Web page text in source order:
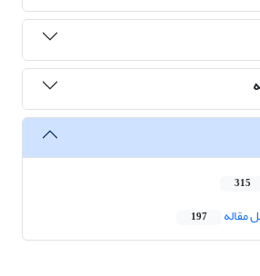
315
مقاله 197